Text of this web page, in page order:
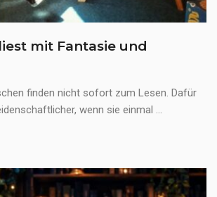
mit Fantasie und
finden nicht sofort zum Lesen. Dafür
wenn sie einmal ...